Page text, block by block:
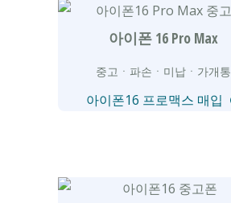
아이폰 16 Pro Max
중고ㆍ파손ㆍ미납ㆍ가개통
아이폰16 프로맥스 매입